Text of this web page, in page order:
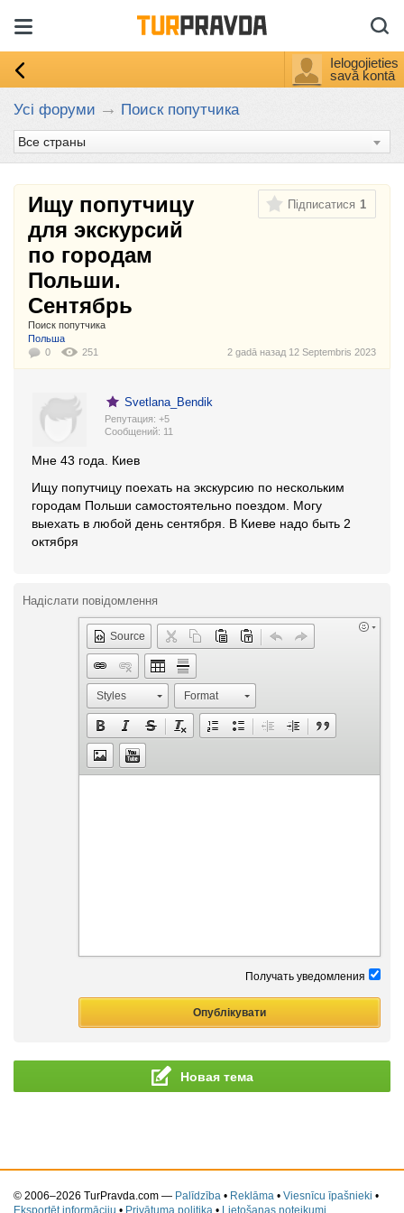
Ielogojieties
savā kontā
Усі форуми → Поиск попутчика
Ищу попутчицу
для экскурсий
по городам
Польши.
Сентябрь
2 gadā назад 12 Septembris 2023
Поиск попутчика
0 251
Підписатися 1
Svetlana_Bendik
Репутация: +5
Cообщений: 11
Мне 43 года. Киев
Ищу попутчицу поехать на экскурсию по нескольким
городам Польши самостоятельно поездом. Могу
выехать в любой день сентября. В Киеве надо быть 2
октября
Польша
Надіслати повідомлення
Source
Styles Format
Получать уведомления
Новая тема
© 2006–2026 TurPravda.com — Palīdzība • Reklāma • Viesnīcu īpašnieki •
Eksportēt informāciju • Privātuma politika • Lietošanas noteikumi